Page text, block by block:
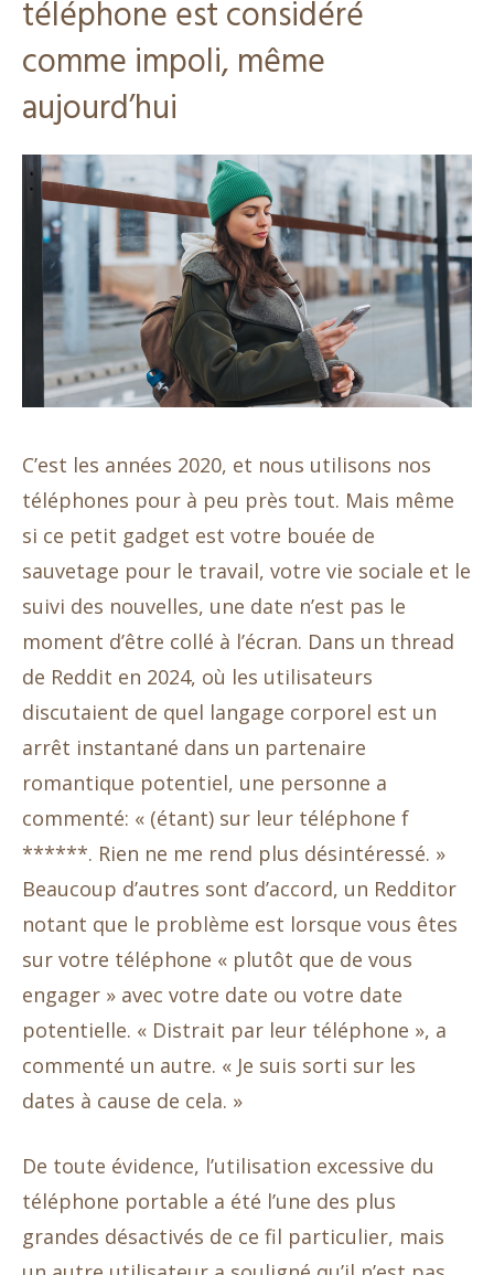
téléphone est considéré
comme impoli, même
aujourd’hui
C’est les années 2020, et nous utilisons nos
téléphones pour à peu près tout. Mais même
si ce petit gadget est votre bouée de
sauvetage pour le travail, votre vie sociale et le
suivi des nouvelles, une date n’est pas le
moment d’être collé à l’écran. Dans un thread
de Reddit en 2024, où les utilisateurs
discutaient de quel langage corporel est un
arrêt instantané dans un partenaire
romantique potentiel, une personne a
commenté: « (étant) sur leur téléphone f
******. Rien ne me rend plus désintéressé. »
Beaucoup d’autres sont d’accord, un Redditor
notant que le problème est lorsque vous êtes
sur votre téléphone « plutôt que de vous
engager » avec votre date ou votre date
potentielle. « Distrait par leur téléphone », a
commenté un autre. « Je suis sorti sur les
dates à cause de cela. »
De toute évidence, l’utilisation excessive du
téléphone portable a été l’une des plus
grandes désactivés de ce fil particulier, mais